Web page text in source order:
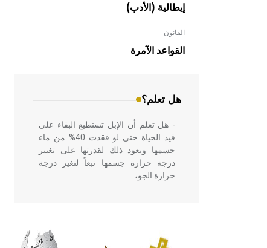
إيطالية (الأدب)
القانون
القواعد الآمرة
هل تعلم؟
- هل تعلم أن الأبلق نوع من الفنون
الهندسية التي ارتبطت بالعمارة الإسلامية
في بلاد الشام ومصر خاصة، حيث يحرص
- هل تعلم أن الإبل تستطيع البقاء على
قيد الحياة حتى لو فقدت 40% من ماء
جسمها ويعود ذلك لقدرتها على تغيير
درجة حرارة جسمها تبعاً لتغير درجة
حرارة الجو،
أربعة مؤلفات هي: الحكم، الأدلة، تنظيم
التغذية، ورسالته في جروح الرأس.